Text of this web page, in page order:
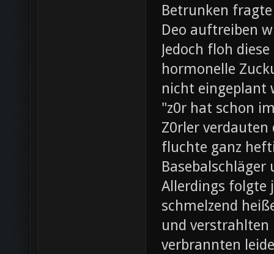
Betrunken
Deo auftreiben
Jedoch floh
hormonelle
nicht eingeplant
"z0r hat schon
Z0rler
fluchte ganz
Allerdings folgte
schmelzend
und verstrahlten
verbrannten